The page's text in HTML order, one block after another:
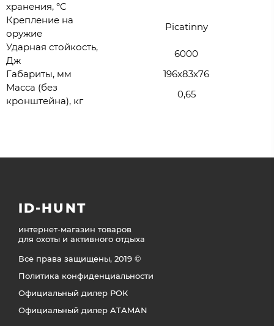
хранения, °C
Крепление на
оружие
Picatinny
Ударная стойкость,
Дж
6000
Габариты, мм
196x83x76
Масса (без
кронштейна), кг
0,65
ID-HUNT
интернет-магазин товаров
для охоты и активного отдыха
Все права защищены, 2019 ©
Политика конфиденциальности
Официальный дилер РОК
Официальный дилер ATAMAN